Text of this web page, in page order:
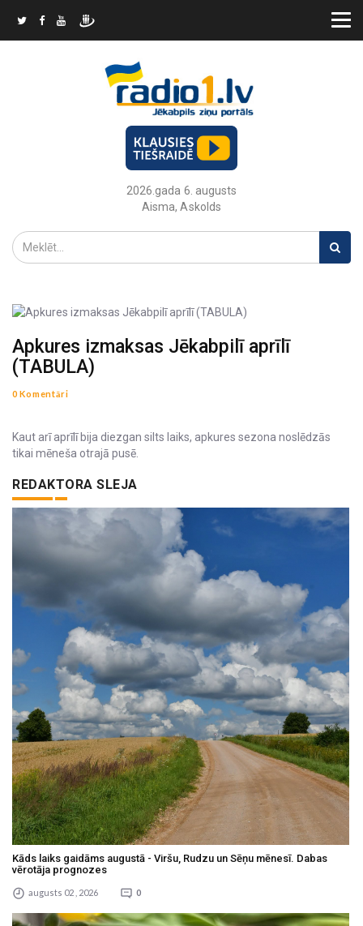
2026.gada 6. augusts
Aisma, Askolds
Apkures izmaksas Jēkabpilī aprīlī
(TABULA)
0 Komentāri
Kaut arī aprīlī bija diezgan silts laiks, apkures sezona noslēdzās
tikai mēneša otrajā pusē.
REDAKTORA SLEJA
Kāds laiks gaidāms augustā - Viršu, Rudzu un Sēņu mēnesī. Dabas
vērotāja prognozes
augusts 02 , 2026 0